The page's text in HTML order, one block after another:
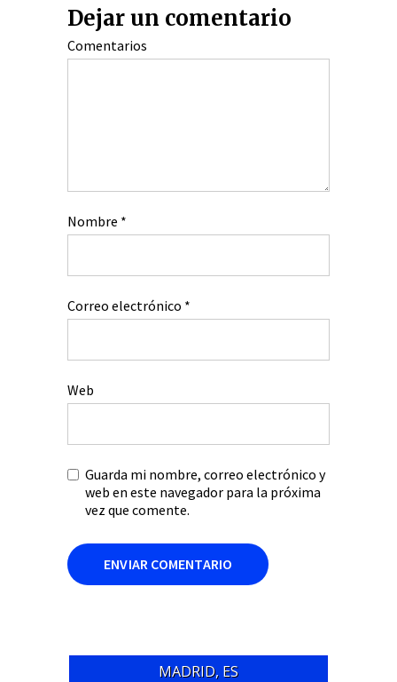
Dejar un comentario
Comentarios
Nombre *
Correo electrónico *
Web
Guarda mi nombre, correo electrónico y
web en este navegador para la próxima
vez que comente.
MADRID, ES